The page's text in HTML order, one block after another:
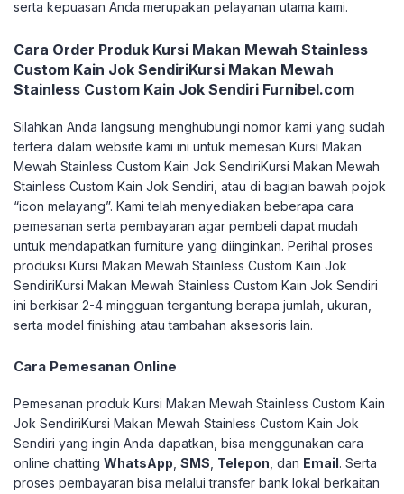
serta kepuasan Anda merupakan pelayanan utama kami.
Cara Order Produk Kursi Makan Mewah Stainless
Custom Kain Jok SendiriKursi Makan Mewah
Stainless Custom Kain Jok Sendiri Furnibel.com
Silahkan Anda langsung menghubungi nomor kami yang sudah
tertera dalam website kami ini untuk memesan Kursi Makan
Mewah Stainless Custom Kain Jok SendiriKursi Makan Mewah
Stainless Custom Kain Jok Sendiri, atau di bagian bawah pojok
“icon melayang”. Kami telah menyediakan beberapa cara
pemesanan serta pembayaran agar pembeli dapat mudah
untuk mendapatkan furniture yang diinginkan. Perihal proses
produksi Kursi Makan Mewah Stainless Custom Kain Jok
SendiriKursi Makan Mewah Stainless Custom Kain Jok Sendiri
ini berkisar 2-4 mingguan tergantung berapa jumlah, ukuran,
serta model finishing atau tambahan aksesoris lain.
Cara Pemesanan Online
Pemesanan produk Kursi Makan Mewah Stainless Custom Kain
Jok SendiriKursi Makan Mewah Stainless Custom Kain Jok
Sendiri yang ingin Anda dapatkan, bisa menggunakan cara
online chatting WhatsApp SMS Telepon , dan Email. Serta
proses pembayaran bisa melalui transfer bank lokal berkaitan